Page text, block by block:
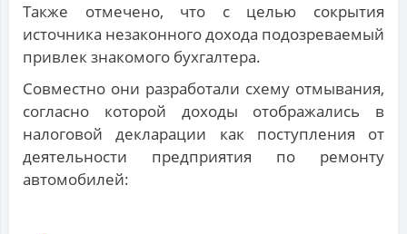
Также отмечено, что с целью сокрытия
источника незаконного дохода подозреваемый
привлек знакомого бухгалтера.
Совместно они разработали схему отмывания,
согласно которой доходы отображались в
налоговой декларации как поступления от
деятельности предприятия по ремонту
автомобилей: